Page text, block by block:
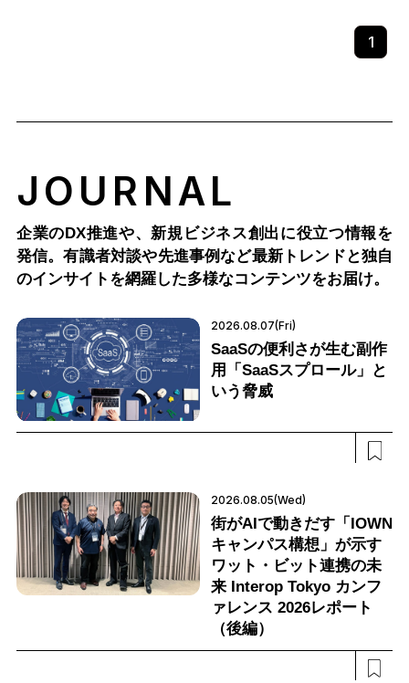
1
JOURNAL
企業のDX推進や、新規ビジネス創出に役立つ情報を
発信。有識者対談や先進事例など最新トレンドと独自
のインサイトを網羅した多様なコンテンツをお届け。
2026.08.07(Fri)
SaaSの便利さが生む副作
用「SaaSスプロール」と
いう脅威
2026.08.05(Wed)
街がAIで動きだす「IOWN
キャンパス構想」が示す
ワット・ビット連携の未
来 Interop Tokyo カンフ
ァレンス 2026レポート
（後編）